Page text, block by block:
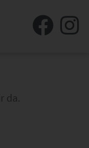
da.